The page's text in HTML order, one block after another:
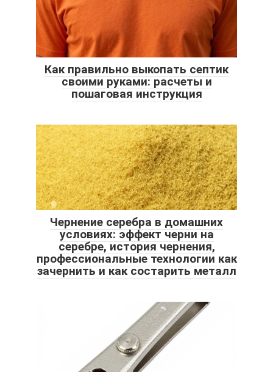
Как правильно выкопать септик
своими руками: расчеты и
пошаговая инструкция
Чернение серебра в домашних
условиях: эффект черни на
серебре, история чернения,
профессиональные технологии как
зачернить и как состарить металл